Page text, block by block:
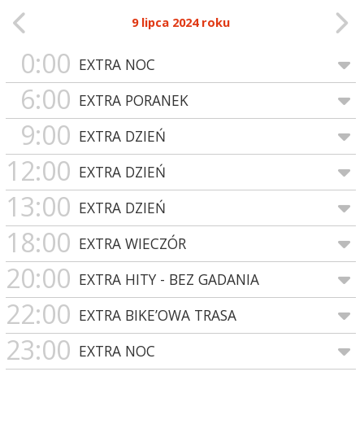
9 lipca 2024 roku
0:00 EXTRA NOC
6:00 EXTRA PORANEK
9:00 EXTRA DZIEŃ
12:00 EXTRA DZIEŃ
13:00 EXTRA DZIEŃ
18:00 EXTRA WIECZÓR
20:00 EXTRA HITY - BEZ GADANIA
22:00 EXTRA BIKE’OWA TRASA
23:00 EXTRA NOC